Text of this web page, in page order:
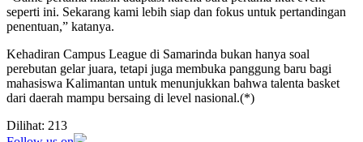
seperti ini. Sekarang kami lebih siap dan fokus untuk pertandingan
penentuan,” katanya.
Kehadiran Campus League di Samarinda bukan hanya soal
perebutan gelar juara, tetapi juga membuka panggung baru bagi
mahasiswa Kalimantan untuk menunjukkan bahwa talenta basket
dari daerah mampu bersaing di level nasional.(*)
Dilihat: 213